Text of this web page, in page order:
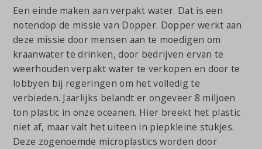
Een einde maken aan verpakt water. Dat is een
notendop de missie van Dopper. Dopper werkt aan
deze missie door mensen aan te moedigen om
kraanwater te drinken, door bedrijven ervan te
weerhouden verpakt water te verkopen en door te
lobbyen bij regeringen om het volledig te
verbieden. Jaarlijks belandt er ongeveer 8 miljoen
ton plastic in onze oceanen. Hier breekt het plastic
niet af, maar valt het uiteen in piepkleine stukjes.
Deze zogenoemde microplastics worden door